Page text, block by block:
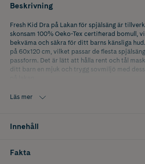
Beskrivning
Fresh Kid Dra på Lakan för spjälsäng är
skonsam 100% Oeko-Tex certifierad bomull,
bekväma och säkra för ditt barns känsliga
på 60x120 cm, vilket passar de flesta
passform. Det är lätt att hålla rent och tål
ditt barn en mjuk och trygg sovmiljö med
Läs mer
Innehåll
Fakta